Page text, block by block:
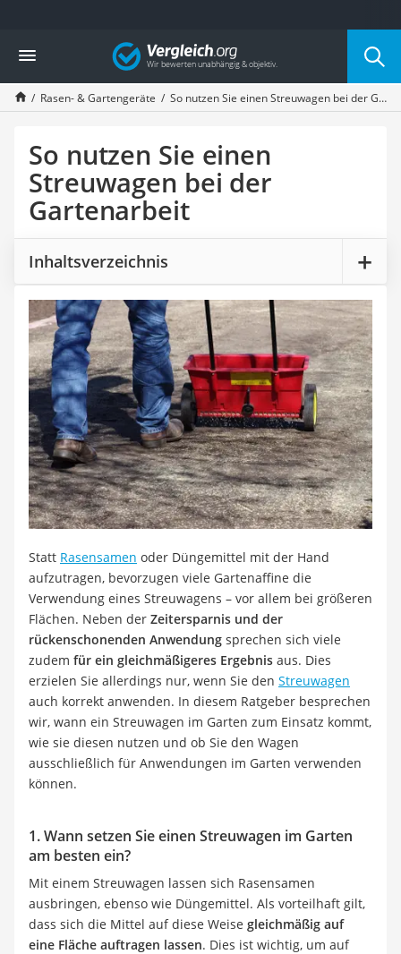
Die beliebtesten Vergleiche nach Kategorie
Baumarkt
Tresor feuerfest
Makita-Akku-Rasenmäher
Smartes Türschloss
Akku-Rasentrimmer
Feuchtigkeitsmessgerät
Split-Klimaanlage 2 Innengeräte
Pelletofen
Bohrmaschine
Tiefbrunnenpumpe
Fliesenschneider
Hochdruckreiniger
Doppelschleifer
Überwachungskamera
Benzinrasenmäher mit Elektrostart
Akku-Laubsauger
Löschdecke
Multimeter
Winterharte Palmen
Gasdurchlauferhitzer
Service
Vergleich
Rasen- & Gartengeräte So nutzen Sie einen Streuwagen bei der Gartenarbeit
So nutzen Sie einen
Streuwagen bei der
Gartenarbeit
Inhaltsverzeichnis
Statt Rasensamen oder Düngemittel mit der Hand
aufzutragen, bevorzugen viele Gartenaffine die
Verwendung eines Streuwagens – vor allem bei größeren
Flächen. Neben der Zeitersparnis und der
rückenschonenden Anwendung sprechen sich viele
zudem für ein gleichmäßigeres Ergebnis aus. Dies
erzielen Sie allerdings nur, wenn Sie den Streuwagen
auch korrekt anwenden. In diesem Ratgeber besprechen
wir, wann ein Streuwagen im Garten zum Einsatz kommt,
wie sie diesen nutzen und ob Sie den Wagen
ausschließlich für Anwendungen im Garten verwenden
können.
1. Wann setzen Sie einen Streuwagen im Garten
am besten ein?
Mit einem Streuwagen lassen sich Rasensamen
ausbringen, ebenso wie Düngemittel. Als vorteilhaft gilt,
dass sich die Mittel auf diese Weise gleichmäßig auf
eine Fläche auftragen lassen. Dies ist wichtig, um auf